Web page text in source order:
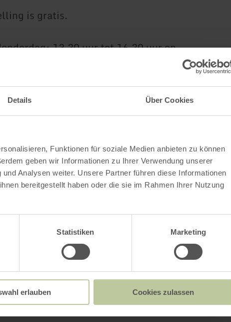
Details Über Cookies
Funktionen für soziale Medien anbieten zu können
geben wir Informationen zu Ihrer Verwendung unserer
Analysen weiter. Unsere Partner führen diese Informationen
bereitgestellt haben oder die sie im Rahmen Ihrer Nutzung
Statistiken Marketing
erlauben Cookies zulassen
is gratis.
13.30 uur tot 16.30 uur en
Land, Tiergartenstraße 70, 54595
naturpark@pruem.de